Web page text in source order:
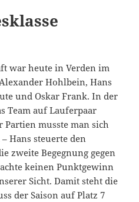
war heute in Verden im
Hohlbein, Hans
und Oskar Frank. In der
Team auf Lauferpaar
Partien musste man sich
Hans steuerte den
zweite Begegnung gegen
keinen Punktgewinn
Sicht. Damit steht die
der Saison auf Platz 7